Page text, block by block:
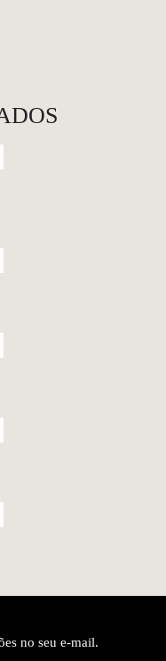
no seu e-mail.